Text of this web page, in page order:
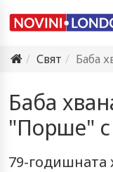
Свят
Баба
Баба
"Порше"
79-годишната